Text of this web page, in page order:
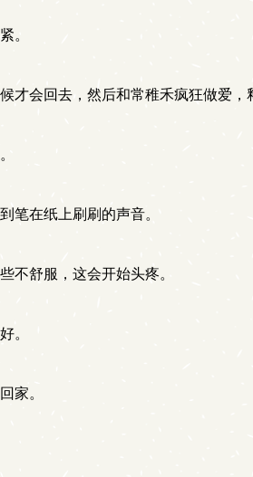
。
会回去，然后和常稚禾疯狂做爱，
笔在纸上刷刷的声音。
不舒服，这会开始头疼。
。
家。